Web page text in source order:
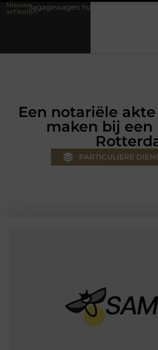
Nieuwe
artikelen
huren? Kies de juiste aanhanger voor
Een notariële
maken bij een
PARTICULIERE